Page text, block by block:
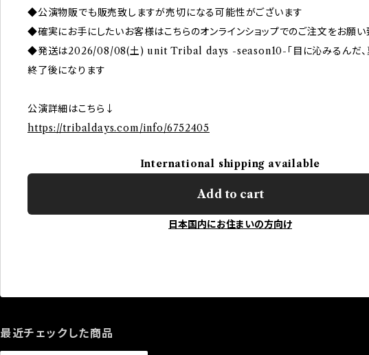
◆公演物販でも販売致しますが売切になる可能性がございます
◆確実にお手にしたいお客様はこちらのオンラインショップでのご注文をお願い
◆発送は2026/08/08(土) unit Tribal days -season10-「目に沁みるんだ、
終了後になります
公演詳細はこちら↓
https://tribaldays.com/info/6752405
International shipping available
Add to cart
日本国内にお住まいの方向け
最近チェックした商品